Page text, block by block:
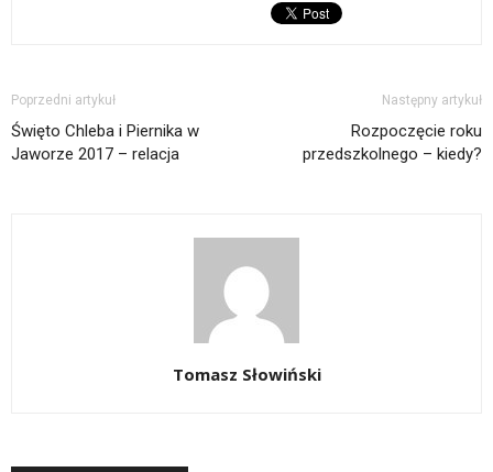
Poprzedni artykuł
Święto Chleba i Piernika w
Jaworze 2017 – relacja
Następny artykuł
Rozpoczęcie roku
przedszkolnego – kiedy?
Tomasz Słowiński